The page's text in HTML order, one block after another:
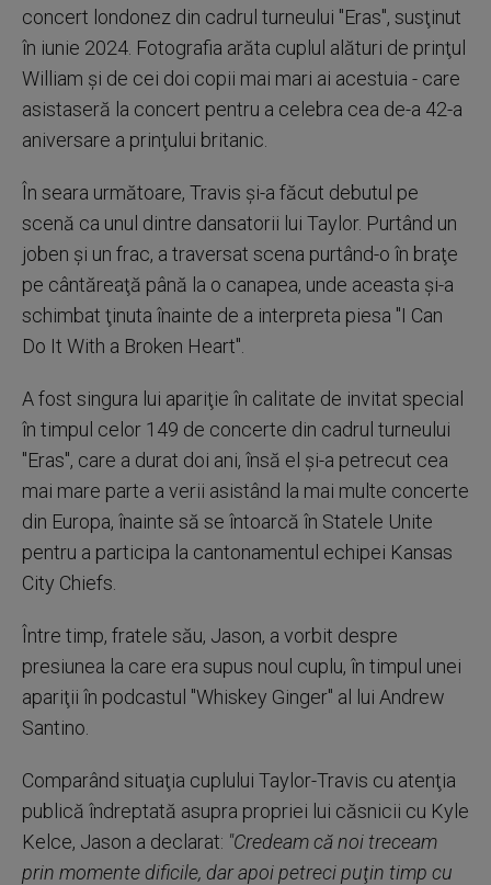
concert londonez din cadrul turneului "Eras", susţinut
în iunie 2024. Fotografia arăta cuplul alături de prinţul
William şi de cei doi copii mai mari ai acestuia - care
asistaseră la concert pentru a celebra cea de-a 42-a
aniversare a prinţului britanic.
În seara următoare, Travis şi-a făcut debutul pe
scenă ca unul dintre dansatorii lui Taylor. Purtând un
joben şi un frac, a traversat scena purtând-o în braţe
pe cântăreaţă până la o canapea, unde aceasta şi-a
schimbat ţinuta înainte de a interpreta piesa "I Can
Do It With a Broken Heart".
A fost singura lui apariţie în calitate de invitat special
în timpul celor 149 de concerte din cadrul turneului
"Eras", care a durat doi ani, însă el şi-a petrecut cea
mai mare parte a verii asistând la mai multe concerte
din Europa, înainte să se întoarcă în Statele Unite
pentru a participa la cantonamentul echipei Kansas
City Chiefs.
Între timp, fratele său, Jason, a vorbit despre
presiunea la care era supus noul cuplu, în timpul unei
apariţii în podcastul "Whiskey Ginger" al lui Andrew
Santino.
Comparând situaţia cuplului Taylor-Travis cu atenţia
publică îndreptată asupra propriei lui căsnicii cu Kyle
Kelce, Jason a declarat: "Credeam că noi treceam
prin momente dificile, dar apoi petreci puţin timp cu